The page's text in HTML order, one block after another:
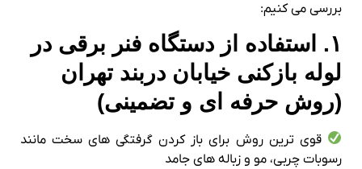
بررسی می‌ کنیم:
۱. استفاده از دستگاه فنر برقی در
لوله بازکنی خیابان دربند تهران
(روش حرفه‌ ای و تضمینی)
قوی‌ ترین روش برای باز کردن گرفتگی‌ های سخت مانند
رسوبات چربی، مو و زباله‌ های جامد